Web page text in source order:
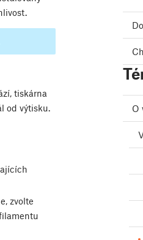
tiskárna
od výtisku.
zvolte
O